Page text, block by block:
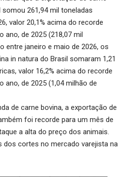
somou 261,94 mil toneladas
valor 20,1% acima do recorde
ano, de 2025 (218,07 mil
entre janeiro e maio de 2026, os
in natura do Brasil somaram 1,21
valor 16,2% acima do recorde
ano, de 2025 (1,04 milhão de
de carne bovina, a exportação de
foi recorde para um mês de
a alta do preço dos animais.
dos cortes no mercado varejista na